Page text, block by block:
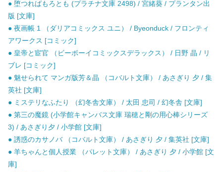
● 堕つればもろとも (プラチナ文庫 2498) / 宮緒葵 / プランタン出
版 [文庫]
● 夜画帳 1 （ダリアコミックス ユニ） / Byeonduck / フロンティ
アワークス [コミック]
● 皇帝と宦官 （ビーボーイコミックスデラックス） / 日野 晶 / リ
ブレ [コミック]
● 魅せられて マンガ版芳＆晶 （コバルト文庫） / あさぎり 夕 / 集
英社 [文庫]
● ミステリなふたり （幻冬舎文庫） / 太田 忠司 / 幻冬舎 [文庫]
● 第三の魔鏡 (小学館キャンバス文庫 瑞穂と剛の用心棒シリーズ
3) / あさぎり夕 / 小学館 [文庫]
● 誘惑のカサノバ （コバルト文庫） / あさぎり 夕 / 集英社 [文庫]
● 羊ちゃんと個人授業 （パレット文庫） / あさぎり 夕 / 小学館 [文
庫]